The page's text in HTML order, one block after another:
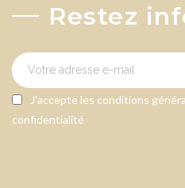
Restez
J'accepte les conditions
confidentialité